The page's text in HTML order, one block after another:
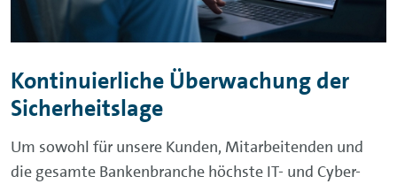
Kontinuierliche Überwachung der
Sicherheitslage
Um sowohl für unsere Kunden, Mitarbeitenden und
die gesamte Bankenbranche höchste IT- und Cyber-